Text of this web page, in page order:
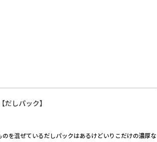
だしパック】
を混ぜているだしパックはあるけどいりこだけの濃厚な